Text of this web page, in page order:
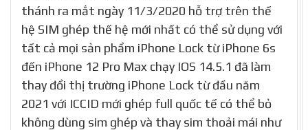
thánh ra mắt ngày 11/3/2020 hỗ trợ trên thế
hệ SIM ghép thế hệ mới nhất có thể sử dụng với
tất cả mọi sản phẩm iPhone Lock từ iPhone 6s
đến iPhone 12 Pro Max chạy IOS 14.5.1 đã làm
thay đổi thị trường iPhone Lock từ đầu năm
2021 với ICCID mới ghép full quốc tế có thể bỏ
không dùng sim ghép và thay sim thoải mái như